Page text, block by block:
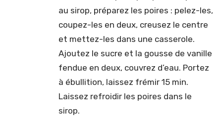
au sirop, préparez les poires : pelez-les,
coupez-les en deux, creusez le centre
et mettez-les dans une casserole.
Ajoutez le sucre et la gousse de vanille
fendue en deux, couvrez d’eau. Portez
à ébullition, laissez frémir 15 min.
Laissez refroidir les poires dans le
sirop.